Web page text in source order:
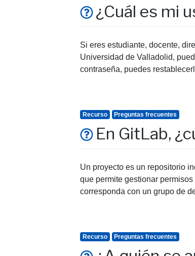
¿Cuál es mi
Si eres estudiante, docente,
Universidad de Valladolid,
contraseña, puedes
Recurso Preguntas frecuentes
En GitLab,
Un proyecto es un repositorio
que permite gestionar
corresponda con un grupo de
Recurso Preguntas frecuentes